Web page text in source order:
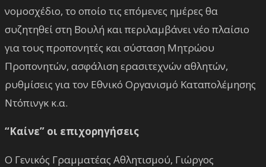
νομοσχέδιο, το οποίο τις επόμενες ημέρες θα
συζητηθεί στη Βουλή και περιλαμβάνει νέο πλαίσιο
για τους προπονητές και σύσταση Μητρώου
Προπονητών, ασφάλιση ερασιτεχνών αθλητών,
ρυθμίσεις για τον Εθνικό Οργανισμό Καταπολέμησης
Ντόπινγκ κ.α.
“Καίνε” οι επιχορηγήσεις
Ο Γενικός Γραμματέας Αθλητισμού, Γιώργος